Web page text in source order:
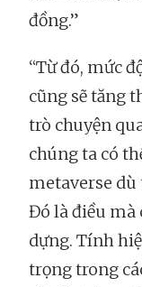
đồng.”
“Từ đó, mức
cũng sẽ tăng
trò chuyện
chúng ta có
metaverse dù
Đó là điều mà
dựng. Tính
trọng trong